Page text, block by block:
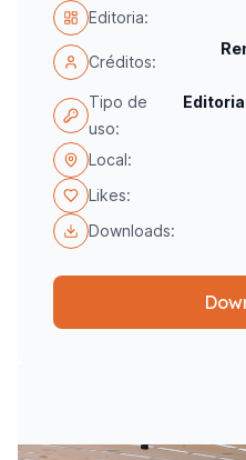
Editoria:
Créditos:
Tipo de
uso:
Local:
Likes:
Downloads: